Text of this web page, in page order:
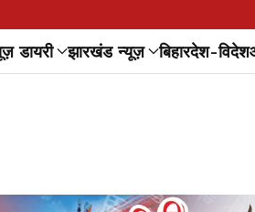
डायरी झारखंड न्यूज़ बिहारदेश-विदेश